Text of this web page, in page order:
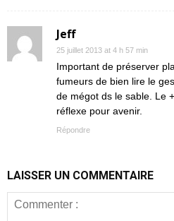
Jeff
25 juillet 2013 at 4 h 57 min
Important de préserver
fumeurs de bien lire le
de mégot ds le sable. Le
réflexe pour avenir.
Répondre
LAISSER UN COMMENTAIRE